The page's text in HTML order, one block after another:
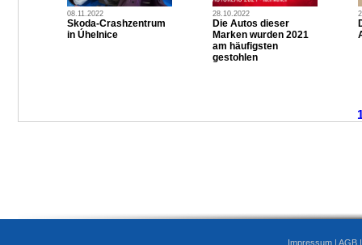
08.11.2022
Skoda-Crashzentrum
in Úhelnice
28.10.2022
Die Autos dieser
Marken wurden 2021
am häufigsten
gestohlen
Impressum | AGB